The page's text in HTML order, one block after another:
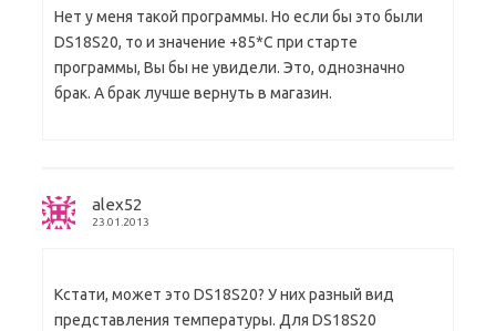
Нет у меня такой программы. Но если бы это были
DS18S20, то и значение +85*С при старте
программы, Вы бы не увидели. Это, однозначно
брак. А брак лучше вернуть в магазин.
alex52
23.01.2013
Кстати, может это DS18S20? У них разный вид
представления температуры. Для DS18S20